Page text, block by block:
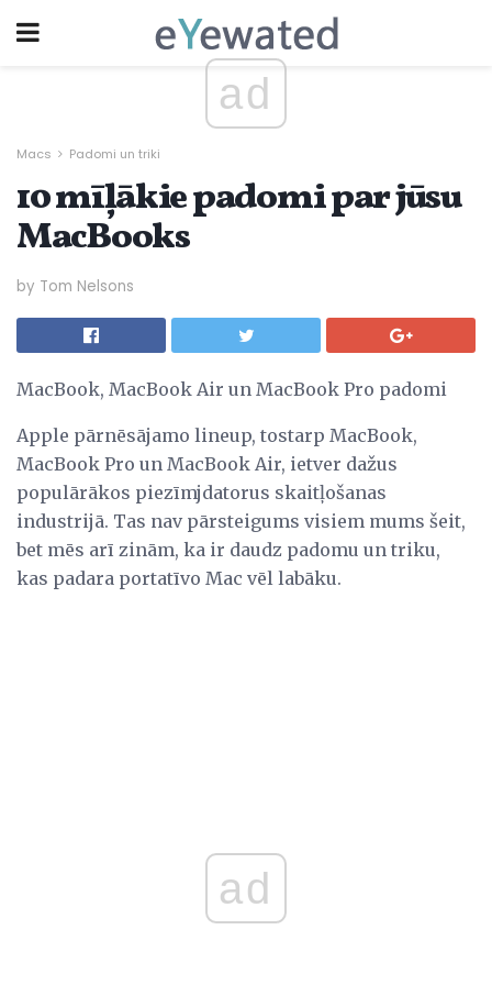
ad
Macs Padomi un triki
10 mīļākie padomi par jūsu
MacBooks
by Tom Nelsons
MacBook, MacBook Air un MacBook Pro padomi
Apple pārnēsājamo lineup, tostarp MacBook,
MacBook Pro un MacBook Air, ietver dažus
populārākos piezīmjdatorus skaitļošanas
industrijā. Tas nav pārsteigums visiem mums šeit,
bet mēs arī zinām, ka ir daudz padomu un triku,
kas padara portatīvo Mac vēl labāku.
ad